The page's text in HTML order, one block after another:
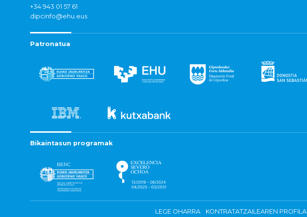
+34 943 01 57 61
dipcinfo@ehu.eus
Patronatua
Bikaintasun programak
LEGE OHARRA KONTRATATZAILEAREN PROFILA